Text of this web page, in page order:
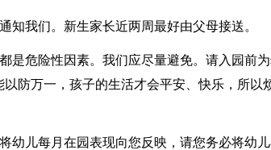
知我们。新生家长近两周最好由父母接送。
是危险性因素。我们应尽量避免。请入园前
防万一，孩子的生活才会平安、快乐，所以
幼儿每月在园表现向您反映，请您务必将幼